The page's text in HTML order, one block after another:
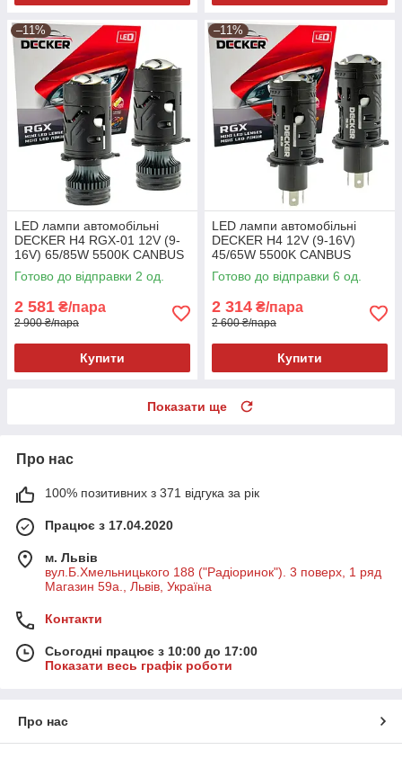
–11%
LED лампи автомобільні
DECKER H4 RGX-01 12V (9-
16V) 65/85W 5500K CANBUS
Лінзовані (комплект 2шт)
Готово до відправки 2 од.
2 581 ₴/пара
2 900 ₴/пара
Купити
–11%
LED лампи автомобільні
DECKER H4 12V (9-16V)
45/65W 5500K CANBUS
Лінзовані (комплект 2шт)
Готово до відправки 6 од.
2 314 ₴/пара
2 600 ₴/пара
Купити
Показати ще
Про нас
100% позитивних з 371 відгука за рік
Працює з 17.04.2020
м. Львів
вул.Б.Хмельницького 188 ("Радіоринок"). 3 поверх, 1 ряд
Магазин 59а., Львів, Україна
Контакти
Сьогодні працює з 10:00 до 17:00
Показати весь графік роботи
Про нас